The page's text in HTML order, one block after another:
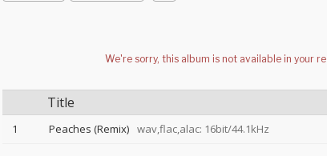
Title
1 Peaches (Remix) wav,flac,alac: 16bit/44.1kHz